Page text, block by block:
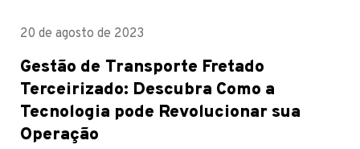
20 de agosto de 2023
Gestão de Transporte Fretado
Terceirizado: Descubra Como a
Tecnologia pode Revolucionar sua
Operação